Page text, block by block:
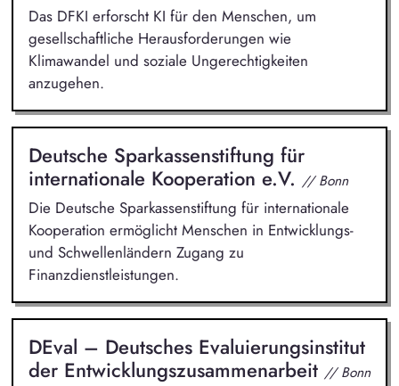
Das DFKI erforscht KI für den Menschen, um
gesellschaftliche Herausforderungen wie
Klimawandel und soziale Ungerechtigkeiten
anzugehen.
Deutsche Sparkassenstiftung für
internationale Kooperation e.V. // Bonn
Die Deutsche Sparkassenstiftung für internationale
Kooperation ermöglicht Menschen in Entwicklungs-
und Schwellenländern Zugang zu
Finanzdienstleistungen.
DEval – Deutsches Evaluierungsinstitut
der Entwicklungszusammenarbeit // Bonn